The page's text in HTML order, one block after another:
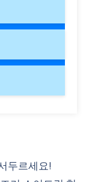
두르세요!